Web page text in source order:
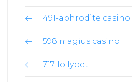
491-aphrodite casino
598 magius casino
717-lollybet